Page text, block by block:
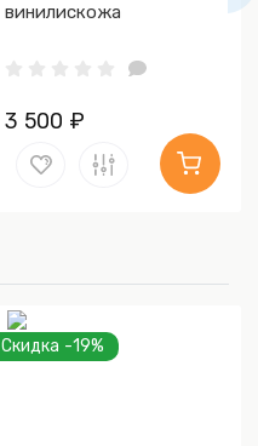
винилискожа
3 500 ₽
Скидка -19%